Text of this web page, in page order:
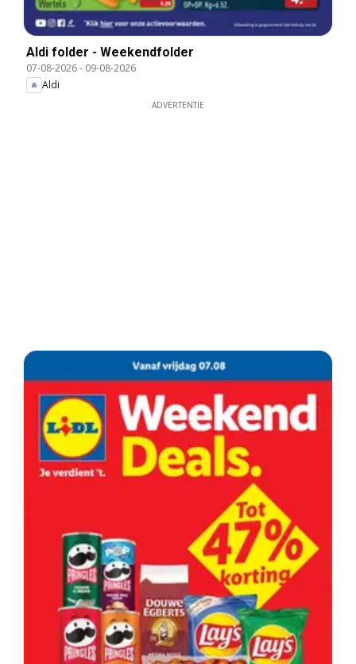
Aldi folder - Weekendfolder
07-08-2026- 09-08-2026
Aldi
ADVERTENTIE